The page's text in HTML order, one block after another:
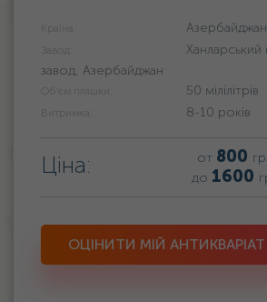
Країна:
Завод:
Ханларський
завод, Азербайджан
Об'єм пляшки: 50 мілілітрів
Витримка: 8-10 років
Ціна: от 800
до 1600
ОЦІНИТИ МІЙ АНТИКВАРІАТ